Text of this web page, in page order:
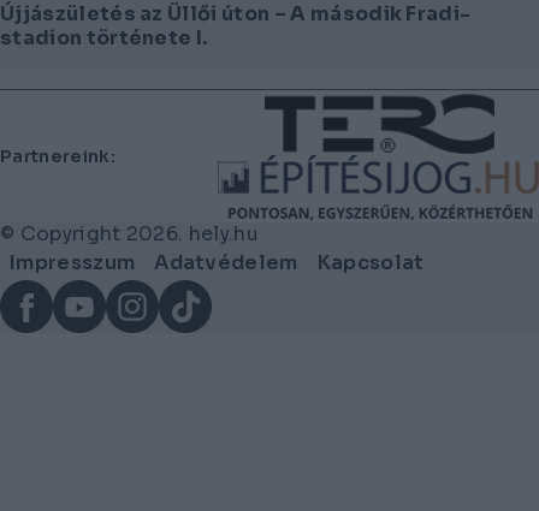
Újjászületés az Üllői úton – A második Fradi-
stadion története I.
Lábléc
Partnereink:
© Copyright 2026. hely.hu
Lábléc
menü
Impresszum Adatvédelem
Kapcsolat
FacebookYouTubeInstagram